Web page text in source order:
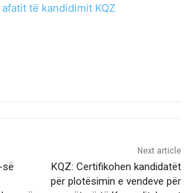
të kandidimit KQZ
së
Next article
KQZ: Certifikohen kandidatët
për plotësimin e vendeve për